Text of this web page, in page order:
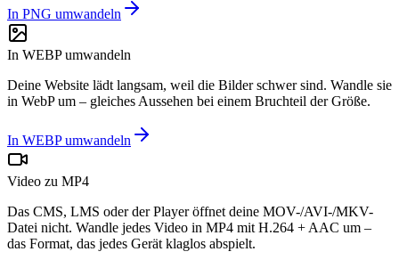
In PNG umwandeln
In WEBP umwandeln
Deine Website lädt langsam, weil die Bilder schwer sind. Wandle sie
in WebP um – gleiches Aussehen bei einem Bruchteil der Größe.
In WEBP umwandeln
Video zu MP4
Das CMS, LMS oder der Player öffnet deine MOV-/AVI-/MKV-
Datei nicht. Wandle jedes Video in MP4 mit H.264 + AAC um –
das Format, das jedes Gerät klaglos abspielt.